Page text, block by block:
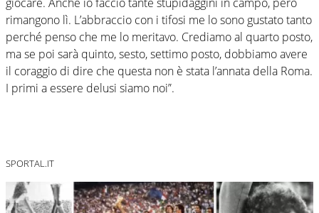
rimangono lì. L’abbraccio con i tifosi me lo sono gustato tanto
perché penso che me lo meritavo. Crediamo al quarto posto,
ma se poi sarà quinto, sesto, settimo posto, dobbiamo avere
il coraggio di dire che questa non è stata l’annata della Roma.
I primi a essere delusi siamo noi”.
SPORTAL.IT